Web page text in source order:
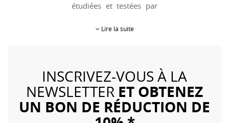
étudiées et testées par
nos équipes.
originaux, supports
tablettes &
smartphones, solutions
de charge sans fil par
induction pour
Lire la suite
INSCRIVEZ-VOUS À LA
NEWSLETTER ET OBTENEZ
UN BON DE RÉDUCTION DE